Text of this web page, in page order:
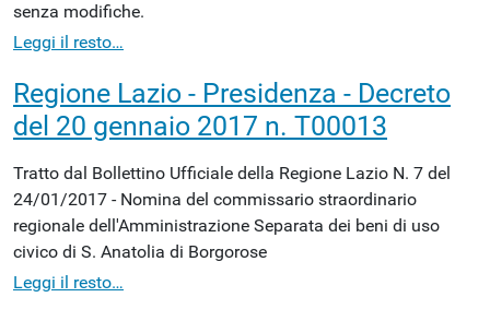
senza modifiche.
Leggi il resto…
Regione Lazio - Presidenza - Decreto
del 20 gennaio 2017 n. T00013
Tratto dal Bollettino Ufficiale della Regione Lazio N. 7 del
24/01/2017 - Nomina del commissario straordinario
regionale dell'Amministrazione Separata dei beni di uso
civico di S. Anatolia di Borgorose
Leggi il resto…